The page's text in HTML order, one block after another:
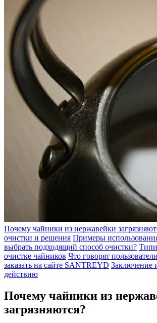
Почему чайники из нержавейки
очистки и решения Примеры
выбрать подходящий способ очистки?
очистке чайников Что говорят
заказать на сайте SANTREYD Заключение
действию
Почему чайники из
загрязняются?